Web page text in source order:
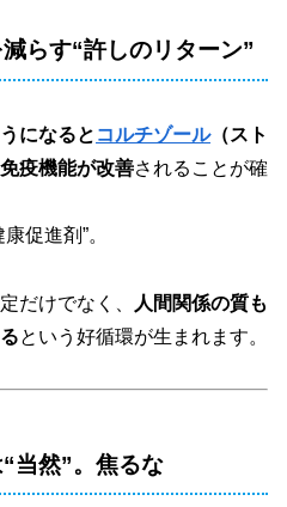
らす“許しのリターン”
になると コルチゾール（スト
疫機能が改善されることが確
促進剤”。
だけでなく、
人間関係の質も
という好循環が生まれます。
当然”。焦るな